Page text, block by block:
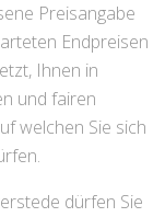
Preisangabe
Endpreisen
Ihnen in
und fairen
welchen Sie sich
dürfen Sie